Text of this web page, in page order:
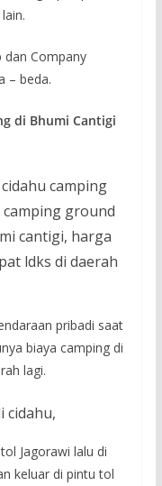
dan Company
– beda.
di Bhumi Cantigi
pribadi saat
biaya camping di
lagi.
Jagorawi lalu di
keluar di pintu tol